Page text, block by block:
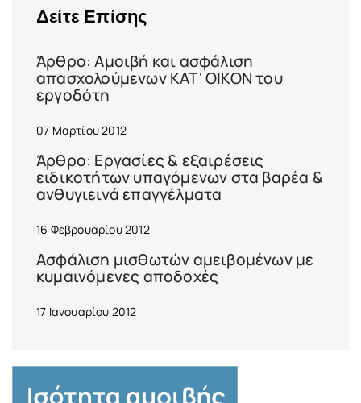
Δείτε Επίσης
Άρθρο: Αμοιβή και ασφάλιση
απασχολούμενων ΚΑΤ' ΟΙΚΟΝ του
εργοδότη
07 Μαρτίου 2012
Άρθρο: Εργασίες & εξαιρέσεις
ειδικοτήτων υπαγόμενων στα βαρέα &
ανθυγιεινά επαγγέλματα
16 Φεβρουαρίου 2012
Ασφάλιση μισθωτών αμειβομένων με
κυμαινόμενες αποδοχές
17 Ιανουαρίου 2012